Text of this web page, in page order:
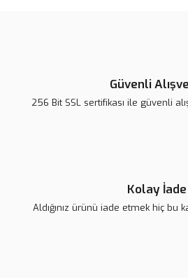
Lsv Mavi
Güvenli
256 Bit SSL sertifikası ile güvenli
Kolay İade
Aldığınız ürünü iade etmek hiç bu